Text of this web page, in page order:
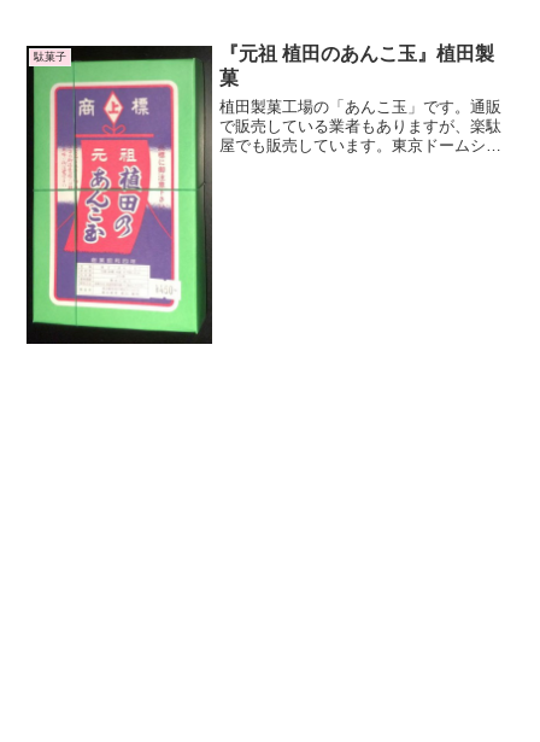
じません。
駄菓子
『元祖 植田のあんこ玉』植田製
菓
植田製菓工場の「あんこ玉」です。通販
で販売している業者もありますが、楽駄
屋でも販売しています。東京ドームシテ